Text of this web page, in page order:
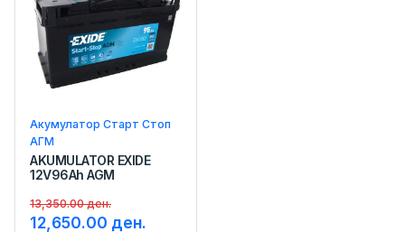
Акумулатор Старт Стоп
АГМ
AKUMULATOR EXIDE
12V96Ah AGM
13,350.00 ден.
12,650.00 ден.